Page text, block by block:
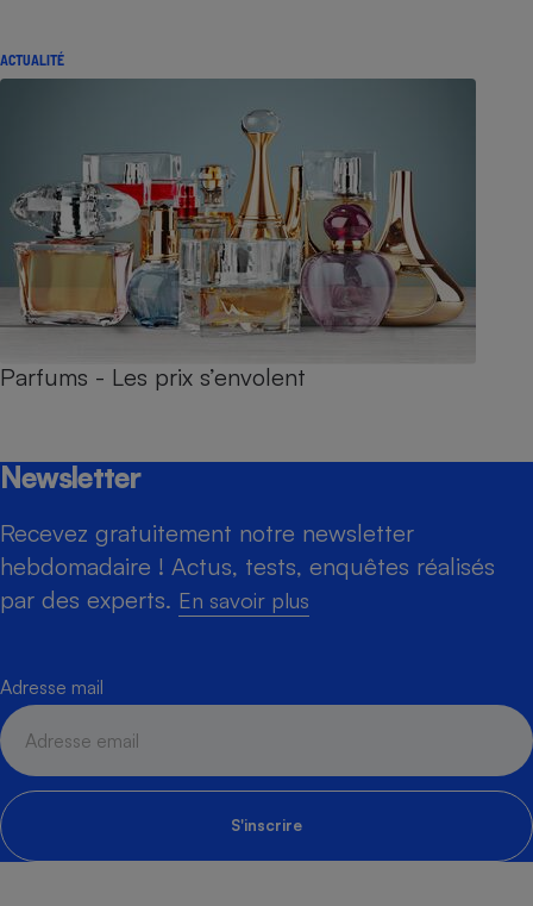
ACTUALITÉ
Parfums - Les prix s’envolent
Newsletter
Recevez gratuitement notre newsletter
hebdomadaire ! Actus, tests, enquêtes réalisés
par des experts. En savoir plus
Adresse mail
S'inscrire